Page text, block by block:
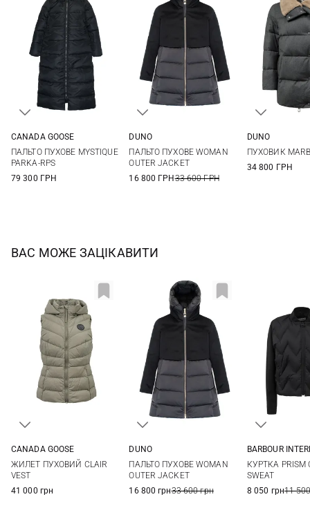
CANADA GOOSE
ПАЛЬТО ПУХОВЕ MYSTIQUE
PARKA-RPS
79 300 ГРН
46
48
DUNO
ПАЛЬТО ПУХОВЕ WOMAN
OUTER JACKET
16 800 ГРН33 600 ГРН
DUNO
ПУХОВИК
34 800 ГРН
ВАС МОЖЕ ЗАЦІКАВИТИ
CANADA GOOSE
ЖИЛЕТ ПУХОВИЙ CLAIR
VEST
41 000 грн
46
48
DUNO
ПАЛЬТО ПУХОВЕ WOMAN
OUTER JACKET
16 800 грн33 600 грн
BARBOUR
КУРТКА PRISM
SWEAT
8 050 грн11